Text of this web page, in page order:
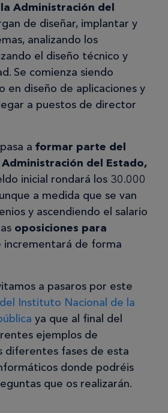
Administración del
de diseñar, implantar y
analizando los
el diseño técnico y
Se comienza siendo
en diseño de aplicaciones y
a puestos de director
a formar parte del
del Estado,
inicial rondará los 30.000
a medida que se van
y ascendiendo el salario
oposiciones para
incrementará de forma
a pasaros por este
Instituto Nacional de la
ya que al final del
ejemplos de
diferentes fases de esta
donde podréis
que os realizarán.